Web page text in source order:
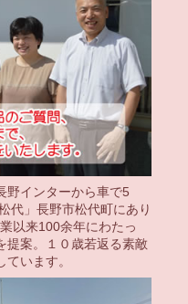
野インターから車で5
代」長野市松代町にあり
以来100余年にわたっ
提案。１０歳若返る素敵
います。